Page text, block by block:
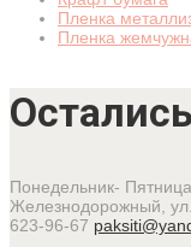
Пленка
Пленка
Понедельник-
Железнодорожный,
623-96-67